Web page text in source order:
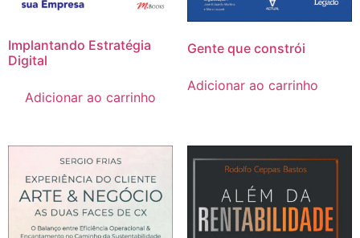
Implantando Estratégia
Digital
Adicionar ao carrinho
Gente que constrói
Adicionar ao carrinho